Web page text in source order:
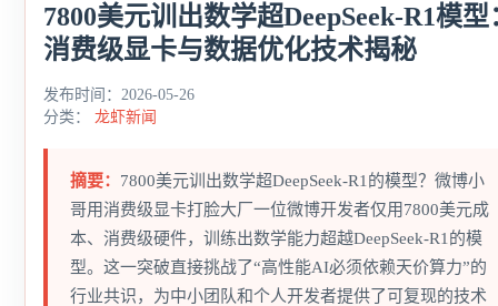
7800美元训出数学超DeepSeek-R1模型
消费级显卡与数据优化技术揭秘
发布时间：2026-05-26
分类： 龙虾新闻
摘要： 7800美元训出数学超DeepSeek-R1的模型？微博小
哥用消费级显卡打脸大厂一位微博开发者仅用7800美元成
本、消费级硬件，训练出数学能力超越DeepSeek-R1的模
型。这一突破直接挑战了“高性能AI必须依赖天价算力”的
行业共识，为中小团队和个人开发者提供了可复现的技术